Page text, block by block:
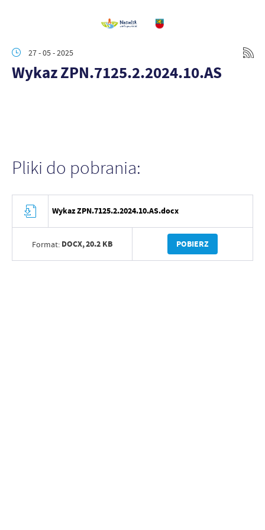
27 - 05 - 2025
Wykaz ZPN.7125.2.2024.10.AS
Pliki do pobrania:
Wykaz ZPN.7125.2.2024.10.AS.docx
Format: DOCX,20.2 KB POBIERZ